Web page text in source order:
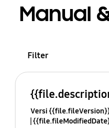
Manual
Filter
Versi